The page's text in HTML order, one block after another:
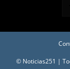
© Noticias251 |